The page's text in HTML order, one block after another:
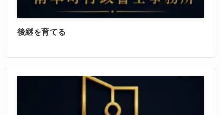
後継を育てる